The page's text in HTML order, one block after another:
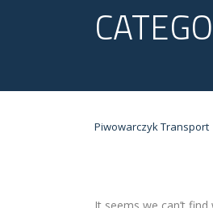
Piwowarczyk Transport